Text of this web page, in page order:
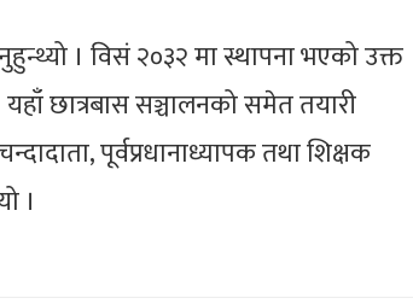
। विसं २०३२ मा स्थापना भएको उक्त
छात्रबास सञ्चालनको समेत तयारी
पूर्वप्रधानाध्यापक तथा शिक्षक
।